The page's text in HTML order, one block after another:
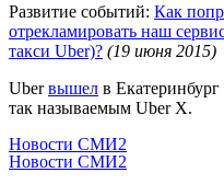
Развитие событий: Как
отрекламировать наш
такси Uber)? (19 июня 2015)
Uberвышел в
так называемым Uber X.
Новости СМИ2
Новости СМИ2